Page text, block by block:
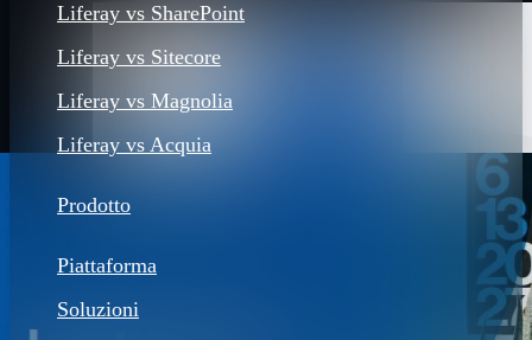
Liferay vs SharePoint
Liferay vs Sitecore
Liferay vs Magnolia
Liferay vs Acquia
Prodotto
Piattaforma
Soluzioni